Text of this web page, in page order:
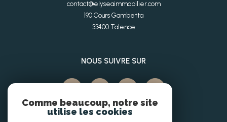
contact@elyseaimmobilier.com
190 Cours Gambetta
33400
Talence
NOUS SUIVRE SUR
Comme beaucoup, notre site
utilise les cookies